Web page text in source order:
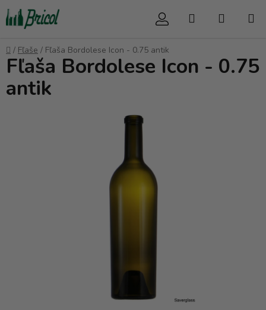
Prejsť
na
obsah
Hľadať
Domov
/ Fľaše / Fľaša Bordolese Icon - 0.75 antik
Fľaša Bordolese Icon - 0.75
antik